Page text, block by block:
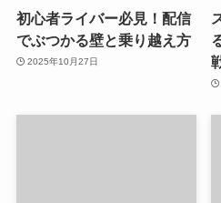
初心者ライバー必見！配信
でぶつかる壁と乗り越え方
2025年10月27日